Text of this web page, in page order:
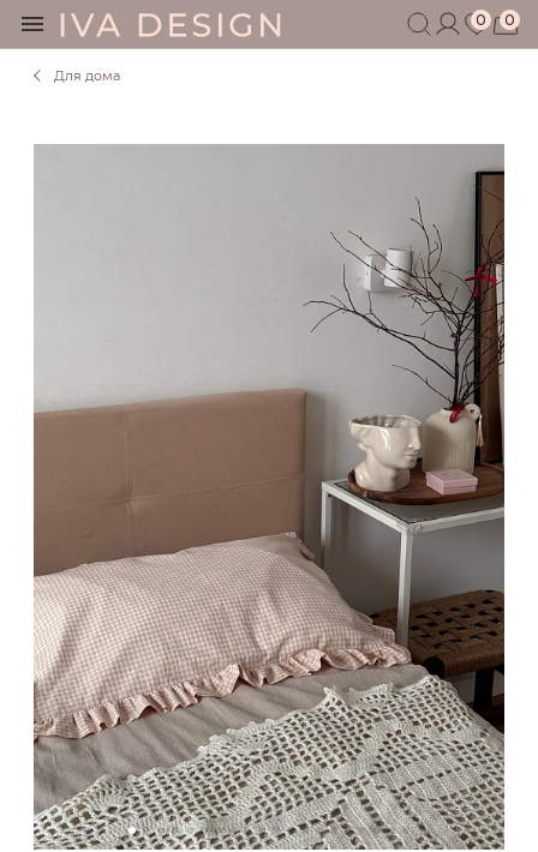
0 0
+7 495 401 6950
Для дома